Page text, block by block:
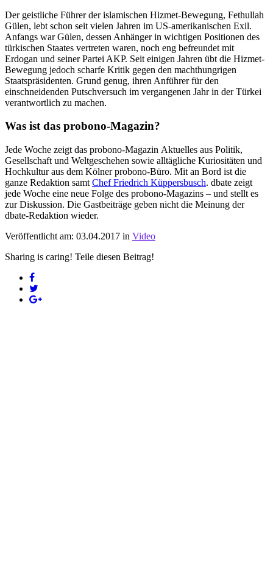
Der geistliche Führer der islamischen Hizmet-Bewegung, Fethullah
Gülen, lebt schon seit vielen Jahren im US-amerikanischen Exil.
Anfangs war Gülen, dessen Anhänger in wichtigen Positionen des
türkischen Staates vertreten waren, noch eng befreundet mit
Erdogan und seiner Partei AKP. Seit einigen Jahren übt die Hizmet-
Bewegung jedoch scharfe Kritik gegen den machthungrigen
Staatspräsidenten. Grund genug, ihren Anführer für den
einschneidenden Putschversuch im vergangenen Jahr in der Türkei
verantwortlich zu machen.
Was ist das probono-Magazin?
Jede Woche zeigt das probono-Magazin Aktuelles aus Politik,
Gesellschaft und Weltgeschehen sowie alltägliche Kuriositäten und
Hochkultur aus dem Kölner probono-Büro. Mit an Bord ist die
ganze Redaktion samt Chef Friedrich Küppersbusch. dbate zeigt
jede Woche eine neue Folge des probono-Magazins – und stellt es
zur Diskussion. Die Gastbeiträge geben nicht die Meinung der
dbate-Redaktion wieder.
Veröffentlicht am: 03.04.2017 in Video
Sharing is caring! Teile diesen Beitrag!